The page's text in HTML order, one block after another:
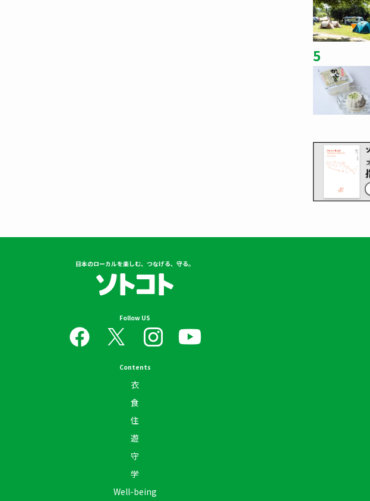
5
日本のローカルを楽しむ、つなげる、守る。
Follow US
Contents
衣
食
住
遊
守
学
Well-being